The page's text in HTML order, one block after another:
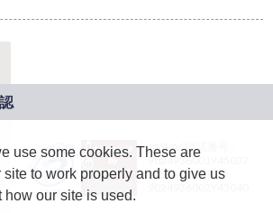
JASRAC許諾番号：
9024936001Y45037
JASRAC許諾番号：
use some cookies. These are
site to work properly and to give us
how our site is used.